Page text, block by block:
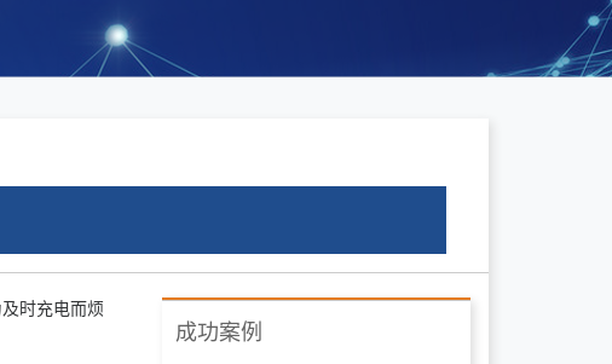
时充电而烦
成功案例